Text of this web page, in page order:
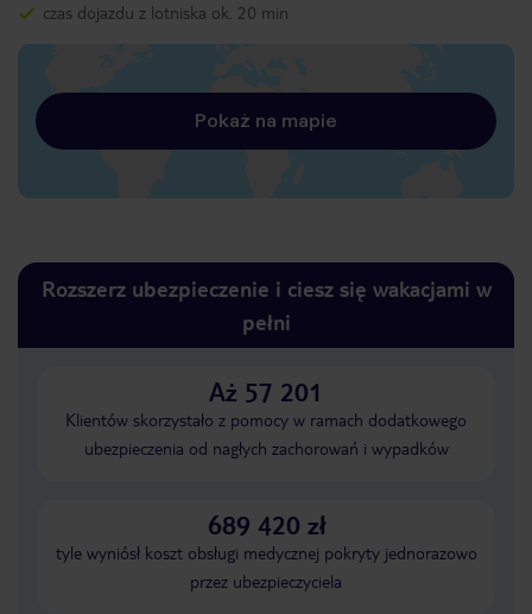
czas dojazdu z lotniska ok. 20 min
Pokaż na mapie
Rozszerz ubezpieczenie i ciesz się wakacjami w
pełni
Aż 57 201
Klientów skorzystało z pomocy w ramach dodatkowego
ubezpieczenia od nagłych zachorowań i wypadków
689 420 zł
tyle wyniósł koszt obsługi medycznej pokryty jednorazowo
przez ubezpieczyciela